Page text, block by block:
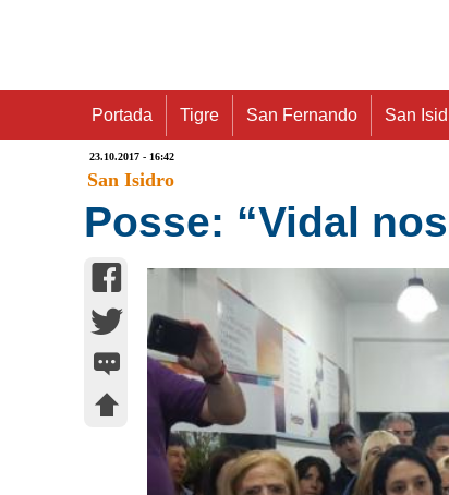
Portada Tigre San Fernando San
23.10.2017 - 16:42
San Isidro
Posse: “Vidal